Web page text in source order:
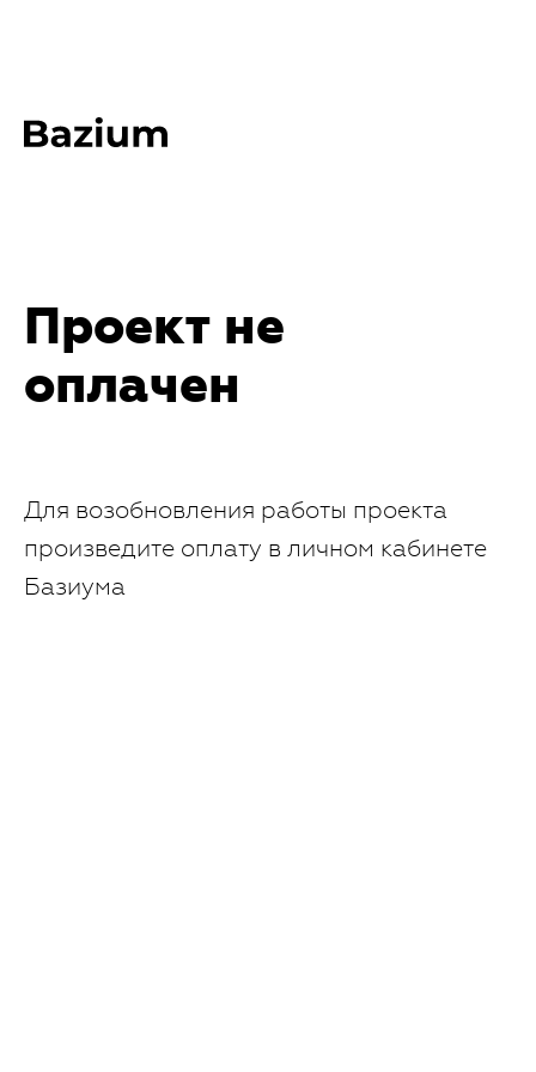
Проект не
оплачен
Для возобновления работы проекта
произведите оплату в личном кабинете
Базиума